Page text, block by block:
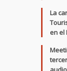
La
en el